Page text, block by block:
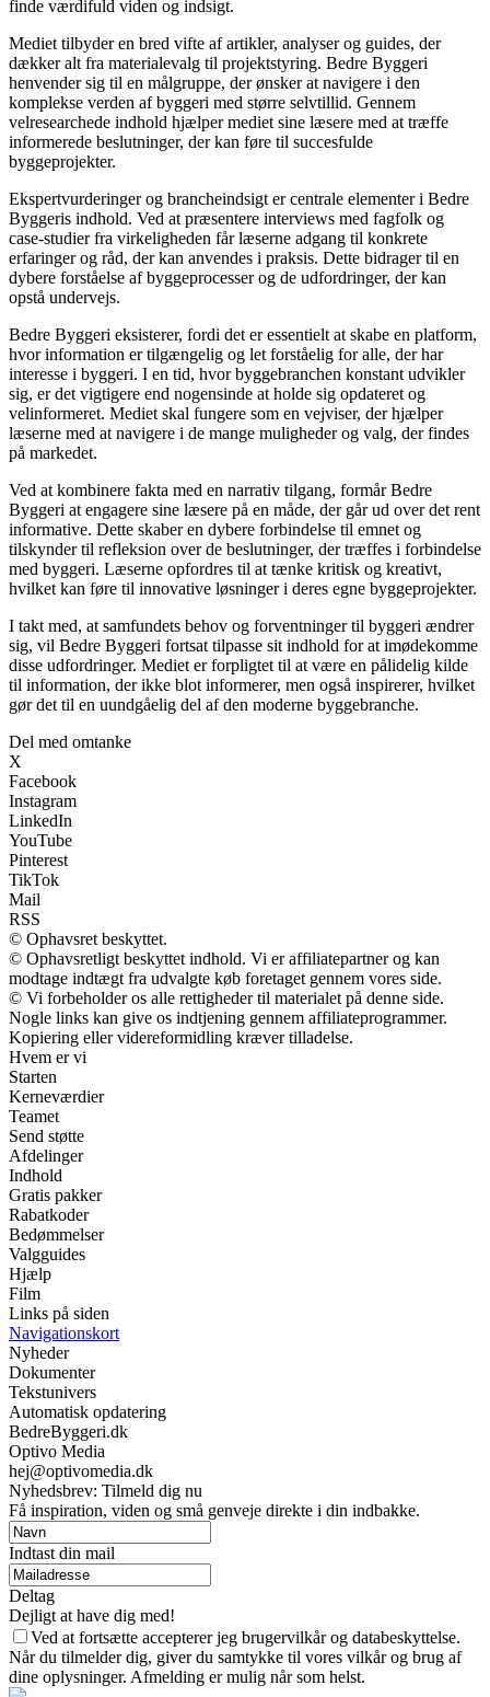
finde værdifuld viden og indsigt.
Mediet tilbyder en bred vifte af artikler, analyser og guides, der
dækker alt fra materialevalg til projektstyring. Bedre Byggeri
henvender sig til en målgruppe, der ønsker at navigere i den
komplekse verden af byggeri med større selvtillid. Gennem
velresearchede indhold hjælper mediet sine læsere med at træffe
informerede beslutninger, der kan føre til succesfulde
byggeprojekter.
Ekspertvurderinger og brancheindsigt er centrale elementer i Bedre
Byggeris indhold. Ved at præsentere interviews med fagfolk og
case-studier fra virkeligheden får læserne adgang til konkrete
erfaringer og råd, der kan anvendes i praksis. Dette bidrager til en
dybere forståelse af byggeprocesser og de udfordringer, der kan
opstå undervejs.
Bedre Byggeri eksisterer, fordi det er essentielt at skabe en platform,
hvor information er tilgængelig og let forståelig for alle, der har
interesse i byggeri. I en tid, hvor byggebranchen konstant udvikler
sig, er det vigtigere end nogensinde at holde sig opdateret og
velinformeret. Mediet skal fungere som en vejviser, der hjælper
læserne med at navigere i de mange muligheder og valg, der findes
på markedet.
Ved at kombinere fakta med en narrativ tilgang, formår Bedre
Byggeri at engagere sine læsere på en måde, der går ud over det rent
informative. Dette skaber en dybere forbindelse til emnet og
tilskynder til refleksion over de beslutninger, der træffes i forbindelse
med byggeri. Læserne opfordres til at tænke kritisk og kreativt,
hvilket kan føre til innovative løsninger i deres egne byggeprojekter.
I takt med, at samfundets behov og forventninger til byggeri ændrer
sig, vil Bedre Byggeri fortsat tilpasse sit indhold for at imødekomme
disse udfordringer. Mediet er forpligtet til at være en pålidelig kilde
til information, der ikke blot informerer, men også inspirerer, hvilket
gør det til en uundgåelig del af den moderne byggebranche.
Del med omtanke
X
Facebook
Instagram
LinkedIn
YouTube
Pinterest
TikTok
Mail
RSS
© Ophavsret beskyttet.
© Ophavsretligt beskyttet indhold. Vi er affiliatepartner og kan
modtage indtægt fra udvalgte køb foretaget gennem vores side.
© Vi forbeholder os alle rettigheder til materialet på denne side.
Nogle links kan give os indtjening gennem affiliateprogrammer.
Kopiering eller videreformidling kræver tilladelse.
Hvem er vi
Starten
Kerneværdier
Teamet
Send støtte
Afdelinger
Indhold
Gratis pakker
Rabatkoder
Bedømmelser
Valgguides
Hjælp
Film
Links på siden
Navigationskort
Nyheder
Dokumenter
Tekstunivers
Automatisk opdatering
BedreByggeri.dk
Optivo Media
hej@optivomedia.dk
Nyhedsbrev: Tilmeld dig nu
Få inspiration, viden og små genveje direkte i din indbakke.
Indtast din mail
Deltag
Dejligt at have dig med!
Ved at fortsætte accepterer jeg brugervilkår og databeskyttelse.
Når du tilmelder dig, giver du samtykke til vores vilkår og brug af
dine oplysninger. Afmelding er mulig når som helst.